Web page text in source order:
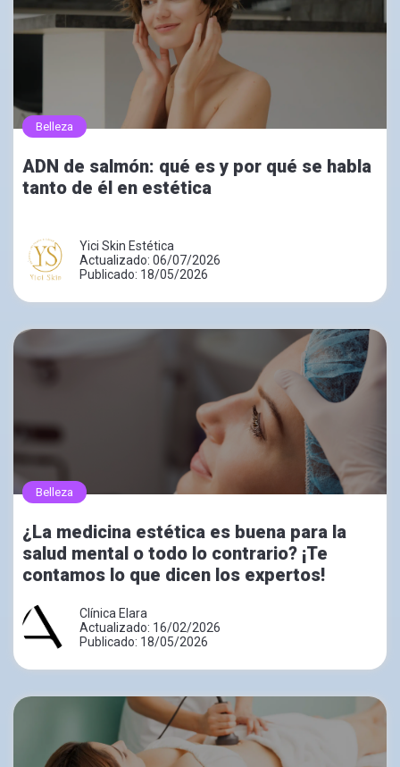
Belleza
ADN de salmón: qué es y por qué se habla
tanto de él en estética
Yici Skin Estética
Actualizado: 06/07/2026
Publicado: 18/05/2026
Belleza
¿La medicina estética es buena para la
salud mental o todo lo contrario? ¡Te
contamos lo que dicen los expertos!
Clínica Elara
Actualizado: 16/02/2026
Publicado: 18/05/2026